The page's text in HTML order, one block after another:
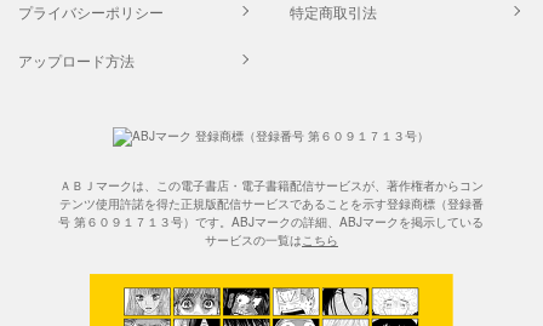
プライバシーポリシー 特定商取引法
アップロード方法
ＡＢＪマークは、この電子書店・電子書籍配信サービスが、著作権者からコン
テンツ使用許諾を得た正規版配信サービスであることを示す登録商標（登録番
号 第６０９１７１３号）です。ABJマークの詳細、ABJマークを掲示している
サービスの一覧はこちら